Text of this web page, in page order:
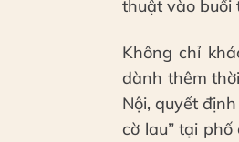
thuật vào buổi
Không chỉ
dành thêm
Nội, quyết
cờ lau” tại